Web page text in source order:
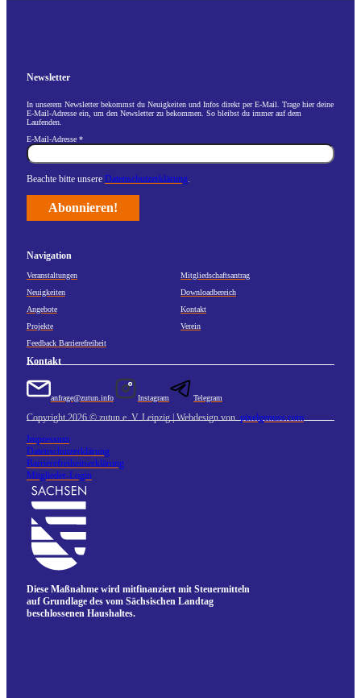
Newsletter
In unserem Newsletter bekommst du Neuigkeiten und Infos direkt per E-Mail. Trage hier deine
E-Mail-Adresse ein, um den Newsletter zu bekommen. So bleibst du immer auf dem
Laufenden.
E-Mail-Adresse *
Beachte bitte unsere Datenschutzerklärung.
Navigation
Veranstaltungen
Mitgliedschaftsantrag
Neuigkeiten
Downloadbereich
Angebote
Kontakt
Projekte
Verein
Feedback Barrierefreiheit
Kontakt
anfrage@zutun.info Instagram Telegram
Copyright 2026 © zutun e. V. Leipzig | Webdesign vonpixelgenuss.com
Impressum
Datenschutzerklärung
Barrierefreiheitserklärung
Mitglieder-Login
Diese Maßnahme wird mitfinanziert mit Steuermitteln
auf Grundlage des vom Sächsischen Landtag
beschlossenen Haushaltes.